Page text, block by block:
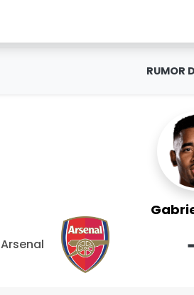
RUMOR
Arsenal